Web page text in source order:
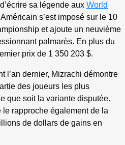
sa légende aux World
s’est imposé sur le 10
et ajoute un neuvième
palmarès. En plus du
prix de 1 350 203 $.
l’an dernier, Mizrachi démontre
des joueurs les plus
que soit la variante disputée.
rapproche également de la
de dollars de gains en